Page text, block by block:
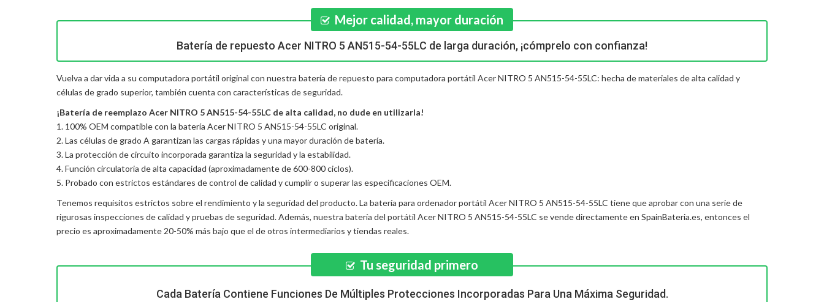
Mejor calidad, mayor duración
Batería de repuesto Acer NITRO 5 AN515-54-55LC de larga duración, ¡cómprelo con confianza!
Vuelva a dar vida a su computadora portátil original con nuestra batería de repuesto para computadora portátil Acer NITRO 5 AN515-54-55LC: hecha de materiales de alta calidad y
células de grado superior, también cuenta con características de seguridad.
¡Batería de reemplazo Acer NITRO 5 AN515-54-55LC de alta calidad, no dude en utilizarla!
1. 100% OEM compatible con la batería Acer NITRO 5 AN515-54-55LC original.
2. Las células de grado A garantizan las cargas rápidas y una mayor duración de batería.
3. La protección de circuito incorporada garantiza la seguridad y la estabilidad.
4. Función circulatoria de alta capacidad (aproximadamente de 600-800 ciclos).
5. Probado con estrictos estándares de control de calidad y cumplir o superar las especificaciones OEM.
Tenemos requisitos estrictos sobre el rendimiento y la seguridad del producto. La batería para ordenador portátil Acer NITRO 5 AN515-54-55LC tiene que aprobar con una serie de
rigurosas inspecciones de calidad y pruebas de seguridad. Además, nuestra batería del portátil Acer NITRO 5 AN515-54-55LC se vende directamente en SpainBateria.es, entonces el
precio es aproximadamente 20-50% más bajo que el de otros intermediarios y tiendas reales.
Tu seguridad primero
Cada Batería Contiene Funciones De Múltiples Protecciones Incorporadas Para Una Máxima Seguridad.